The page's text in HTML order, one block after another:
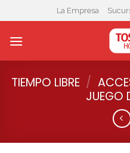
to
content
La Empresa
TIEMPO LIBRE /
JUEGO